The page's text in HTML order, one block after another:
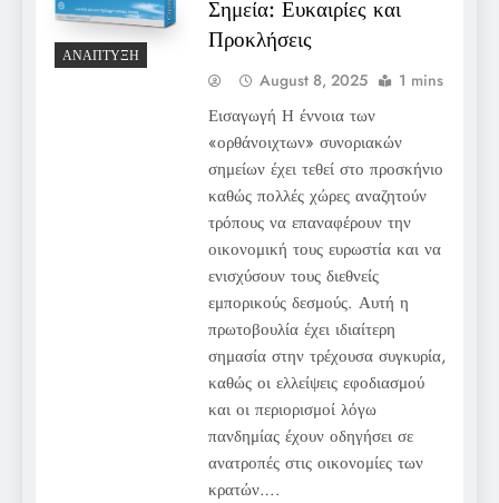
ΑΝΆΠΤΥΞΗ
Σημεία: Ευκαιρίες και
Προκλήσεις
August 8, 2025 1 mins
Εισαγωγή Η έννοια των
«ορθάνοιχτων» συνοριακών
σημείων έχει τεθεί στο προσκήνιο
καθώς πολλές χώρες αναζητούν
τρόπους να επαναφέρουν την
οικονομική τους ευρωστία και να
ενισχύσουν τους διεθνείς
εμπορικούς δεσμούς. Αυτή η
πρωτοβουλία έχει ιδιαίτερη
σημασία στην τρέχουσα συγκυρία,
καθώς οι ελλείψεις εφοδιασμού
και οι περιορισμοί λόγω
πανδημίας έχουν οδηγήσει σε
ανατροπές στις οικονομίες των
κρατών….